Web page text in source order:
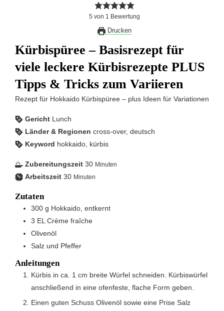
5 von 1 Bewertung
Drucken
Kürbispüree – Basisrezept für
viele leckere Kürbisrezepte PLUS
Tipps & Tricks zum Variieren
Rezept für Hokkaido Kürbispüree – plus Ideen für Variationen
Gericht Lunch
Länder & Regionen cross-over, deutsch
Keyword hokkaido, kürbis
Zubereitungszeit 30 Minuten
Arbeitszeit 30 Minuten
Zutaten
300 g Hokkaido, entkernt
3 EL Crème fraîche
Olivenöl
Salz und Pfeffer
Anleitungen
Kürbis in ca. 1 cm breite Würfel schneiden. Kürbiswürfel
anschließend in eine ofenfeste, flache Form geben.
Einen guten Schuss Olivenöl sowie eine Prise Salz